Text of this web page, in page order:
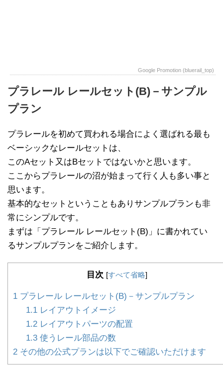
Google Promotion (bluerail_top)
プラレール レールセット(B)－サンプル
プラン
プラレールを初めて買われる場合によく選ばれる最も
ベーシックなレールセットは、
このAセット又はBセットではないかと思います。
ここからプラレールの沼が始まって行く人も多い事と
思います。
基本的なセットということもありサンプルプランも非
常にシンプルです。
まずは「プラレール レールセット(B)」に書かれてい
るサンプルプランをご紹介します。
目次 [すべて省略]
1 プラレール レールセット(B)－サンプルプラン
1.1レイアウトイメージ
1.2レイアウトパーツの配置
1.3使うレール部品の数
2 その他の公式プランは以下でご確認いただけます